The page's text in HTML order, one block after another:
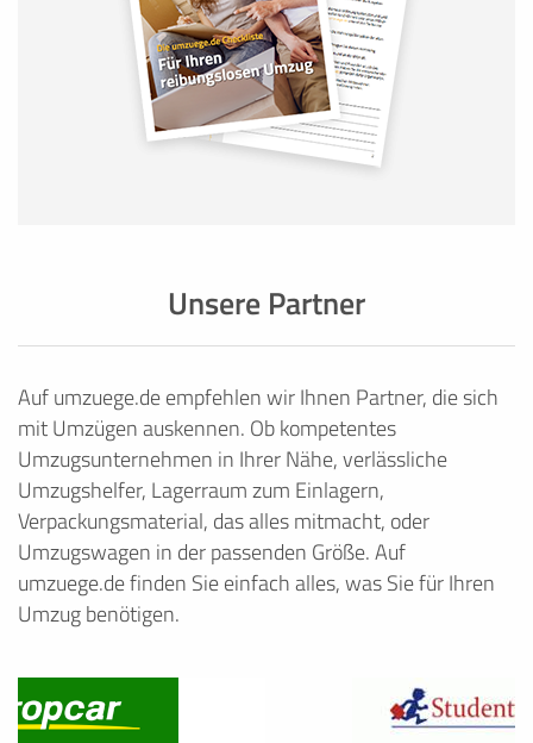
Unsere Partner
Auf umzuege.de empfehlen wir Ihnen Partner, die sich
mit Umzügen auskennen. Ob kompetentes
Umzugsunternehmen in Ihrer Nähe, verlässliche
Umzugshelfer, Lagerraum zum Einlagern,
Verpackungsmaterial, das alles mitmacht, oder
Umzugswagen in der passenden Größe. Auf
umzuege.de finden Sie einfach alles, was Sie für Ihren
Umzug benötigen.